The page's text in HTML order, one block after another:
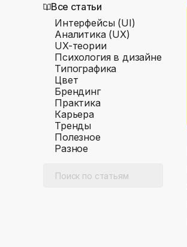
Все статьи
Интерфейсы (UI)
Аналитика (UX)
UX-теории
Психология в дизайне
Типографика
Цвет
Брендинг
Практика
Карьера
Тренды
Полезное
Разное